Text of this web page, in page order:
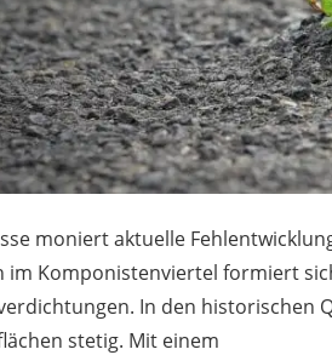
moniert aktuelle
im Komponistenviertel formiert
In den historischen
stetig. Mit einem